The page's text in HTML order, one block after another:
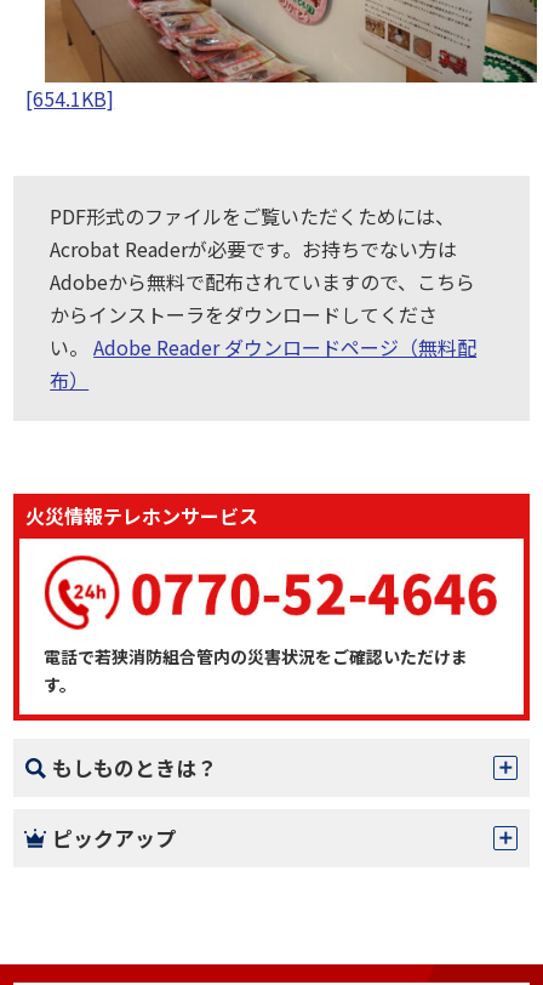
[654.1KB]
PDF形式のファイルをご覧いただくためには、
Acrobat Readerが必要です。お持ちでない方は
Adobeから無料で配布されていますので、こちら
からインストーラをダウンロードしてくださ
い。Adobe Reader ダウンロードページ（無料配
布）
火災情報テレホンサービス
電話で若狭消防組合管内の災害状況をご確認いただけま
す。
もしものときは？
ピックアップ